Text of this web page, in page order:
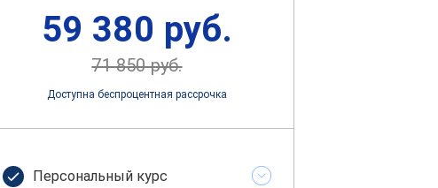
59 380 руб.
71 850 руб.
Доступна беспроцентная рассрочка
Персональный курс